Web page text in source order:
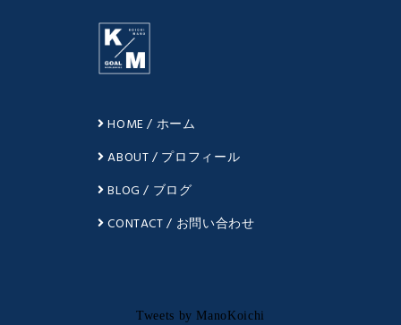
HOME / ホーム
ABOUT / プロフィール
BLOG / ブログ
CONTACT / お問い合わせ
Tweets by ManoKoichi